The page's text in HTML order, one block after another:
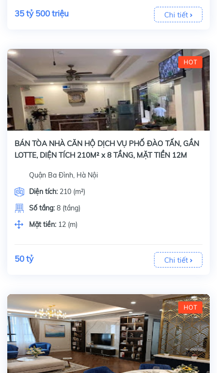
35 tỷ 500 triệu Chi tiết
HOT
BÁN TÒA NHÀ CĂN HỘ DỊCH VỤ PHỐ ĐÀO TẤN, GẦN
LOTTE, DIỆN TÍCH 210M² x 8 TẦNG, MẶT TIỀN 12M
Quận Ba Đình, Hà Nội
Diện tích: 210 (m²)
Số tầng: 8 (tầng)
Mặt tiền: 12 (m)
50 tỷ Chi tiết
HOT